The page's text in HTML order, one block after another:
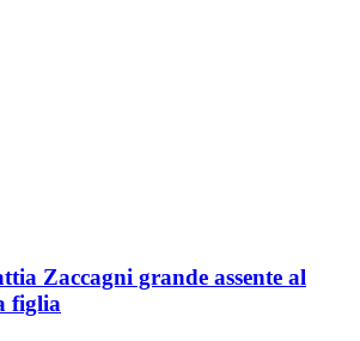
Zaccagni grande assente al
figlia